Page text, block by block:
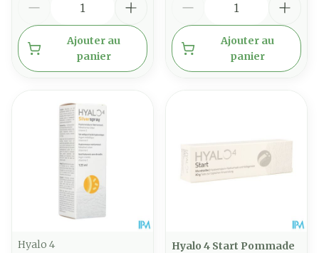
Ajouter au
panier
Ajouter au
panier
Hyalo 4
Hyalo 4 Start Pommade